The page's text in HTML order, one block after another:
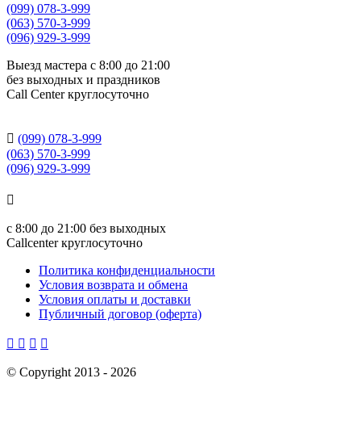
(099) 078-3-999
(063) 570-3-999
(096) 929-3-999
Выезд мастера с 8:00 до 21:00
без выходных и праздников
Сall Сenter круглосуточно
 (099) 078-3-999
(063) 570-3-999
(096) 929-3-999

с 8:00 до 21:00 без выходных
Callcenter круглосуточно
Политика конфиденциальности
Условия возврата и обмена
Условия оплаты и доставки
Публичный договор (оферта)
   
© Copyright 2013 - 2026